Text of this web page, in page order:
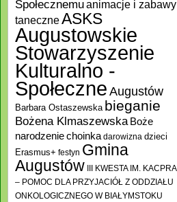
Społecznemuanimacje i zabawy
taneczneASKS
Augustowskie
Stowarzyszenie
Kulturalno -
Społeczne Augustów
Barbara Ostaszewska bieganie
Bożena Klmaszewska Boże
narodzeniechoinka darowizna dzieci
Erasmus+ festyn Gmina
Augustów III KWESTA IM. KACPRA
– POMOC DLA PRZYJACIÓŁ Z ODDZIAŁU
ONKOLOGICZNEGO W BIAŁYMSTOKU